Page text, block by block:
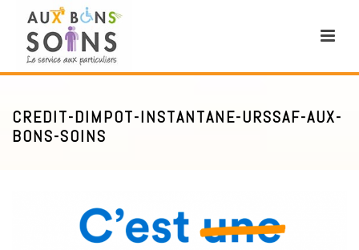
CREDIT-DIMPOT-INSTANTANE-URSSAF-AUX-
BONS-SOINS